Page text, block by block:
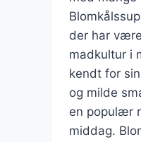
der har
madkultur i
kendt for
og milde
en populær
middag.